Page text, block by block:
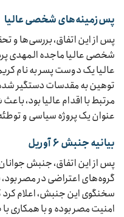
پس‌زمینه‌های شخصی عالیا
پس از این اتفاق، بررسی‌ها و
شخصی عالیا ماجده المهدی
عالیا یک دوست پسر به نام
توهین به مقدسات دستگیر
مرتبط با اقدام عالیا بود،
عنوان یک پروژه سیاسی و
بیانیه جنبش ۶ آوریل
گروه‌های اعتراضی در مصر بود،
سخنگوی این جنبش، اعلام
امنیت مصر بوده و با همکاری